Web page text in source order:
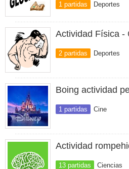
1 partidas Deportes
Actividad Física -
2 partidas Deportes
Boing actividad
1 partidas Cine
Actividad
13 partidas Ciencias